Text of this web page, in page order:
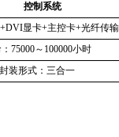
控制系统
+DVI显卡+主控卡+光纤传
75000～ 100000小时
封装形式：三合一